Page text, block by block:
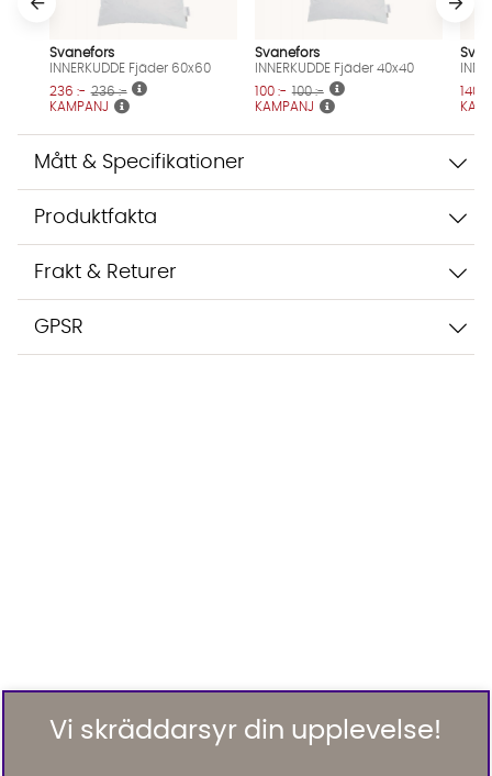
Svanefors
INNERKUDDE Fjäder 60x60
KAMPANJ
236 :- 236 :-
Svanefors
INNERKUDDE Fjäder 40x40
KAMPANJ
100 :- 100 :- 140 :-
Mått & Specifikationer
Produktfakta
Frakt & Returer
GPSR
Vi skräddarsyr din upplevelse!